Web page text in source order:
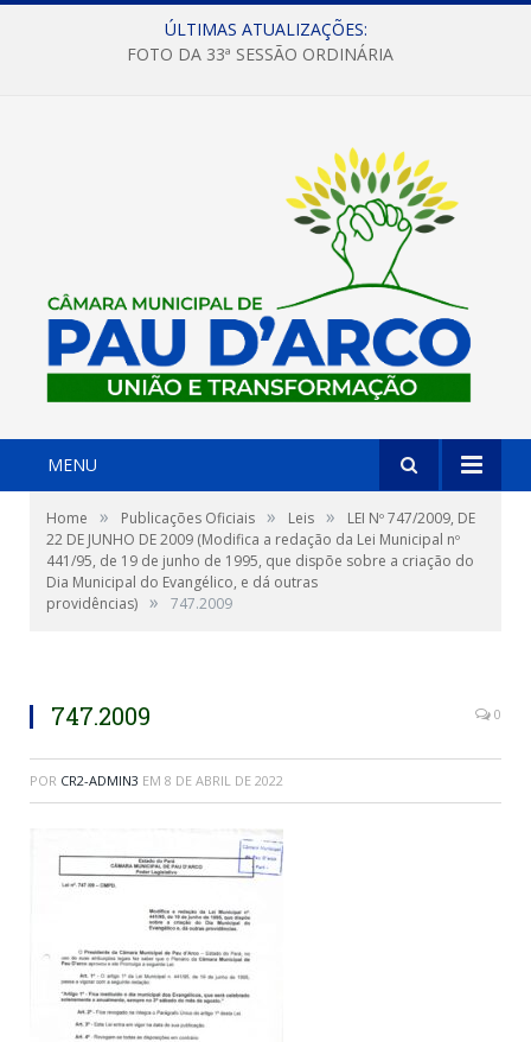
ÚLTIMAS ATUALIZAÇÕES:
FOTO DA 33ª SESSÃO ORDINÁRIA
MENU
Home » Publicações Oficiais » Leis »
LEI Nº 747/2009, DE
22 DE JUNHO DE 2009 (Modifica a redação da Lei Municipal nº
441/95, de 19 de junho de 1995, que dispõe sobre a criação do
Dia Municipal do Evangélico, e dá outras
providências) » 747.2009
747.2009 0
POR CR2-ADMIN3 EM 8 DE ABRIL DE 2022